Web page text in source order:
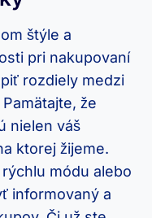
štýle a
pri nakupovaní
rozdiely medzi
že
nielen váš
ktorej žijeme.
módu alebo
informovaný a